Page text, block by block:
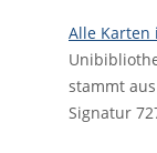
Alle Karten
stammt
Signatur